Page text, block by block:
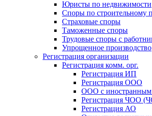
Юристы по недвижимости
Споры по строительному
Страховые споры
Таможенные споры
Трудовые споры с
Упрощенное производство
Регистрация организации
Регистрация комм. орг.
Регистрация ИП
Регистрация ООО
ООО с иностранным
Регистрация ЧОО
Регистрация АО